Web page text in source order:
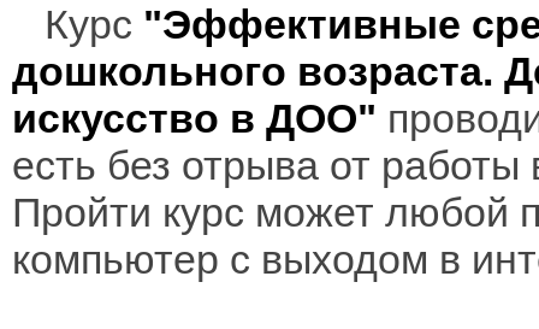
Курс "Эффективные
дошкольного возраста.
искусство в ДОО"
есть без отрыва от
Пройти курс может любой
компьютер с выходом в